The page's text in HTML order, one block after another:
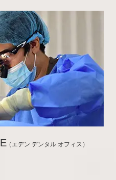
（エデン デンタル オフィス）